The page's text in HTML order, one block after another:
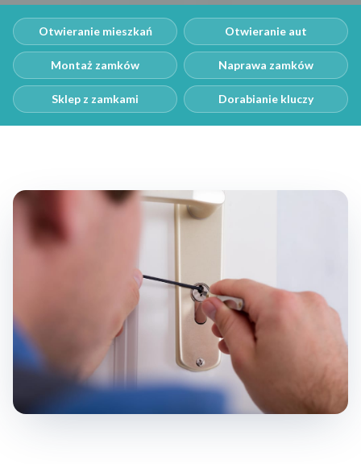
Otwieranie mieszkań Otwieranie aut
Montaż zamków Naprawa zamków
Sklep z zamkami Dorabianie kluczy